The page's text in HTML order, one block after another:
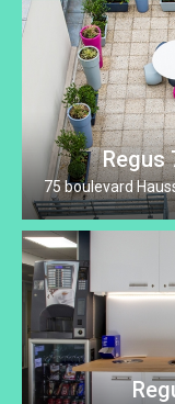
Regus
75 boulevard